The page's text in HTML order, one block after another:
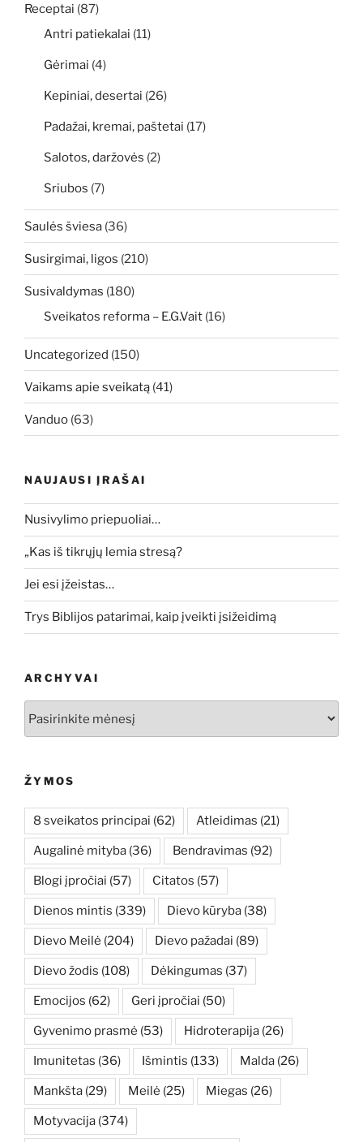
Receptai (87)
Antri patiekalai (11)
Gėrimai (4)
Kepiniai, desertai (26)
Padažai, kremai, paštetai (17)
Salotos, daržovės (2)
Sriubos (7)
Saulės šviesa (36)
Susirgimai, ligos (210)
Susivaldymas (180)
Sveikatos reforma – E.G.Vait (16)
Uncategorized (150)
Vaikams apie sveikatą (41)
Vanduo (63)
NAUJAUSI ĮRAŠAI
Nusivylimo priepuoliai…
„Kas iš tikrųjų lemia stresą?
Jei esi įžeistas…
Trys Biblijos patarimai, kaip įveikti įsižeidimą
ARCHYVAI
ŽYMOS
8 sveikatos principai (62) Atleidimas (21)
Augalinė mityba (36) Bendravimas (92)
Blogi įpročiai (57) Citatos (57)
Dienos mintis (339) Dievo kūryba (38)
Dievo Meilė (204) Dievo pažadai (89)
Dievo žodis (108) Dėkingumas (37)
Emocijos (62) Geri įpročiai (50)
Gyvenimo prasmė (53) Hidroterapija (26)
Imunitetas (36) Išmintis (133) Malda (26)
Mankšta (29) Meilė (25) Miegas (26)
Motyvacija (374)